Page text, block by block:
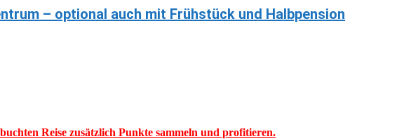
– optional auch mit Frühstück und Halbpension
Reise zusätzlich Punkte sammeln und profitieren.